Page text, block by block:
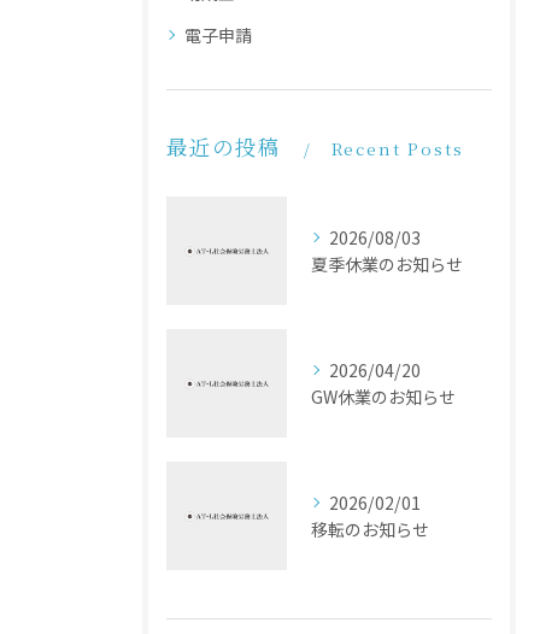
電子申請
最近の投稿 Recent Posts
2026/08/03
夏季休業のお知らせ
2026/04/20
GW休業のお知らせ
2026/02/01
移転のお知らせ